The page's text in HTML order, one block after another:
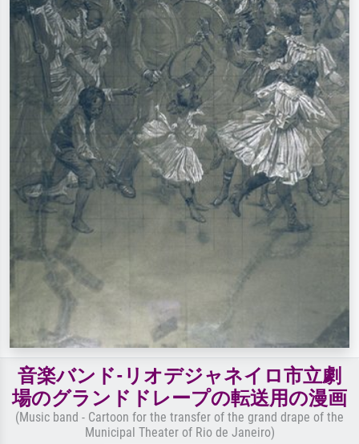
音楽バンド-リオデジャネイロ市立劇
場のグランドドレープの転送用の漫画
(Music band - Cartoon for the transfer of the grand drape of the
Municipal Theater of Rio de Janeiro)